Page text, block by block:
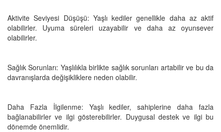
Aktivite Seviyesi Düşüşü: Yaşlı kediler genellikle daha az aktif
olabilirler. Uyuma süreleri uzayabilir ve daha az oyunsever
olabilirler.
Sağlık Sorunları: Yaşlılıkla birlikte sağlık sorunları artabilir ve bu da
davranışlarda değişikliklere neden olabilir.
Daha Fazla İlgilenme: Yaşlı kediler, sahiplerine daha fazla
bağlanabilirler ve ilgi gösterebilirler. Duygusal destek ve ilgi bu
dönemde önemlidir.